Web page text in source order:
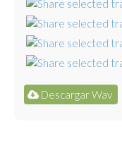
Descargar Wav